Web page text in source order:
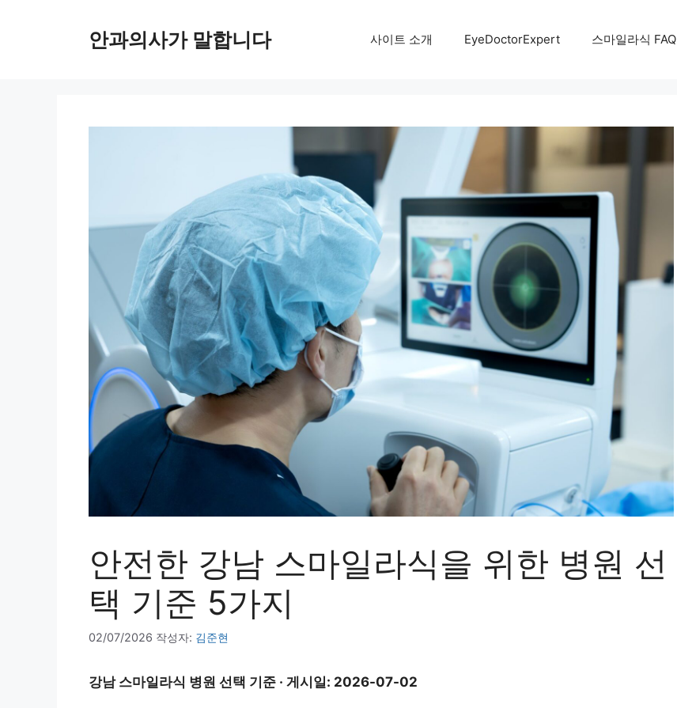
안과의사가 말합니다 사이트 소개 EyeDoctorExpert 스마일라식 FAQ
안전한 강남 스마일라식을 위한 병원 선
택 기준 5가지
02/07/2026 작성자: 김준현
강남 스마일라식 병원 선택 기준 · 게시일: 2026-07-02